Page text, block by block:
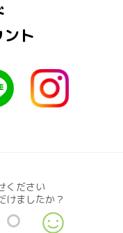
ト
ください
けましたか？